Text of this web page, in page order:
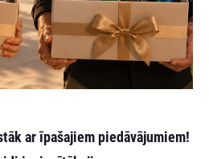
ar īpašajiem piedāvājumiem!